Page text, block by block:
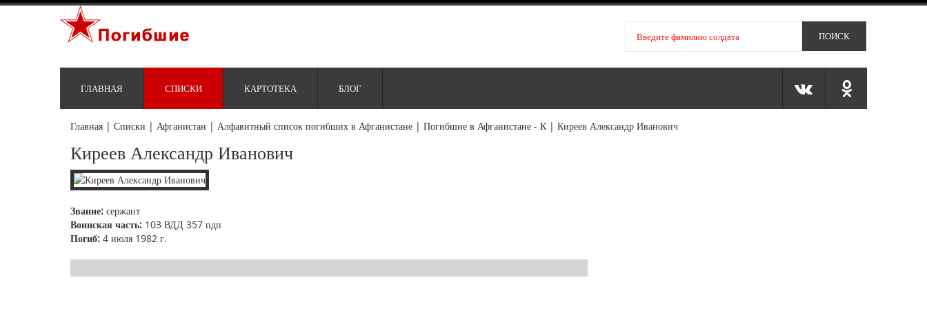
ГЛАВНАЯ СПИСКИ КАРТОТЕКА БЛОГ
Главная | Списки | Афганистан | Алфавитный список погибших в Афганистане | Погибшие в Афганистане - К| Киреев Александр Иванович
Киреев Александр Иванович
Звание: сержант
Воинская часть: 103 ВДД 357 пдп
Погиб: 4 июля 1982 г.